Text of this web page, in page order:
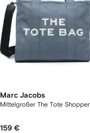
Marc Jacobs
Mittelgroßer The Tote Shopper
159 €